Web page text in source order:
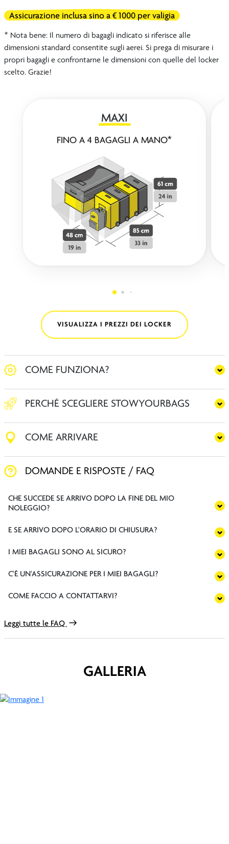
Assicurazione inclusa sino a € 1000 per valigia
* Nota bene: Il numero di bagagli indicato si riferisce alle
dimensioni standard consentite sugli aerei. Si prega di misurare i
propri bagagli e confrontarne le dimensioni con quelle del locker
scelto. Grazie!
MAXI
FINO A 4 BAGAGLI A MANO*
VISUALIZZA I PREZZI DEI LOCKER
COME FUNZIONA?
PERCHÉ SCEGLIERE STOWYOURBAGS
COME ARRIVARE
DOMANDE E RISPOSTE / FAQ
CHE SUCCEDE SE ARRIVO DOPO LA FINE DEL MIO
NOLEGGIO?
E SE ARRIVO DOPO L'ORARIO DI CHIUSURA?
I MIEI BAGAGLI SONO AL SICURO?
C'È UN'ASSICURAZIONE PER I MIEI BAGAGLI?
COME FACCIO A CONTATTARVI?
Leggi tutte le FAQ
GALLERIA